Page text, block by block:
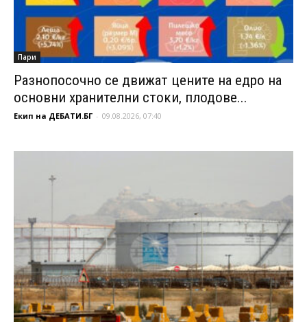
Пари
Разнопосочно се движат цените на едро на
основни хранителни стоки, плодове...
Екип на ДЕБАТИ.БГ - 09.08.2026, 07:40